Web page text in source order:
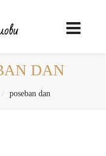
DAN
poseban dan